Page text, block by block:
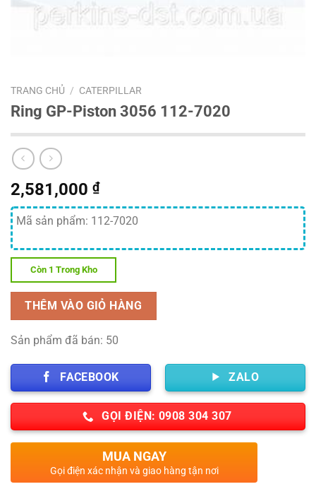
TRANG CHỦ / CATERPILLAR
Ring GP-Piston 3056 112-7020
2,581,000 ₫
Mã sản phẩm: 112-7020
Còn 1 Trong Kho
THÊM VÀO GIỎ HÀNG
Sản phẩm đã bán: 50
FACEBOOK ZALO
GỌI ĐIỆN: 0908 304 307
MUA NGAY
Gọi điện xác nhận và giao hàng tận nơi